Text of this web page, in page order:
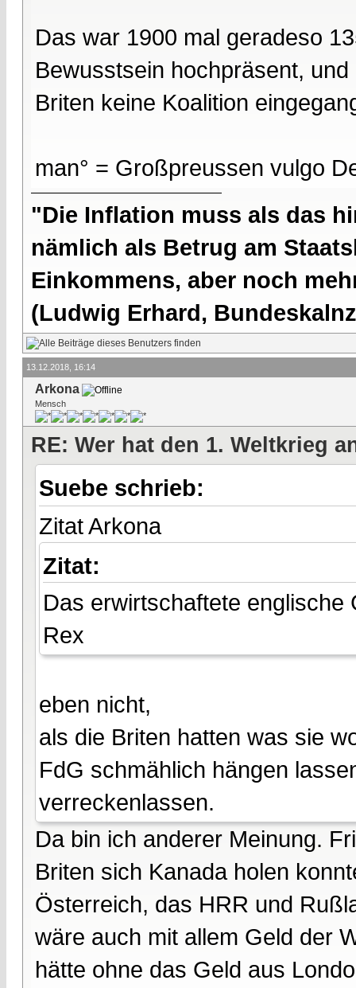
Das war 1900 mal geradeso
Bewusstsein hochpräsent,
Briten keine Koalition
man° = Großpreussen vulgo
"Die Inflation muss als das
nämlich als Betrug am
Einkommens, aber noch
(Ludwig Erhard,
13.12.2018, 16:14
Arkona
Mensch
RE: Wer hat den 1. Weltkrieg
Suebe schrieb:
Zitat Arkona
Zitat:
Das erwirtschaftete
Rex
eben nicht,
als die Briten hatten was sie
FdG schmählich hängen
verreckenlassen.
Da bin ich anderer Meinung.
Briten sich Kanada holen
Österreich, das HRR und
wäre auch mit allem Geld der
hätte ohne das Geld aus